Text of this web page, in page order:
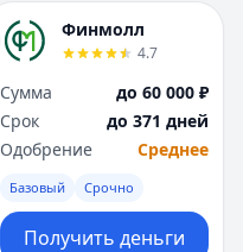
Финмолл
4.7
Сумма
до 60 000 ₽
Срок
до 371 дней
Одобрение
Среднее
Базовый Срочно
Получить деньги